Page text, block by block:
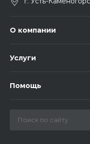
О компании
Услуги
Помощь